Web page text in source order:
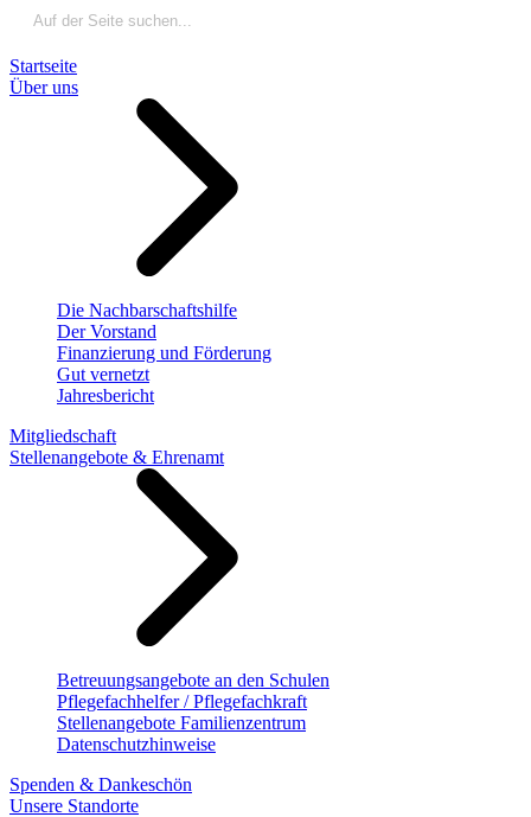
Startseite
Über uns
Die Nachbarschaftshilfe
Der Vorstand
Finanzierung und Förderung
Gut vernetzt
Jahresbericht
Mitgliedschaft
Stellenangebote & Ehrenamt
Betreuungsangebote an den Schulen
Pflegefachhelfer / Pflegefachkraft
Stellenangebote Familienzentrum
Datenschutzhinweise
Spenden & Dankeschön
Unsere Standorte